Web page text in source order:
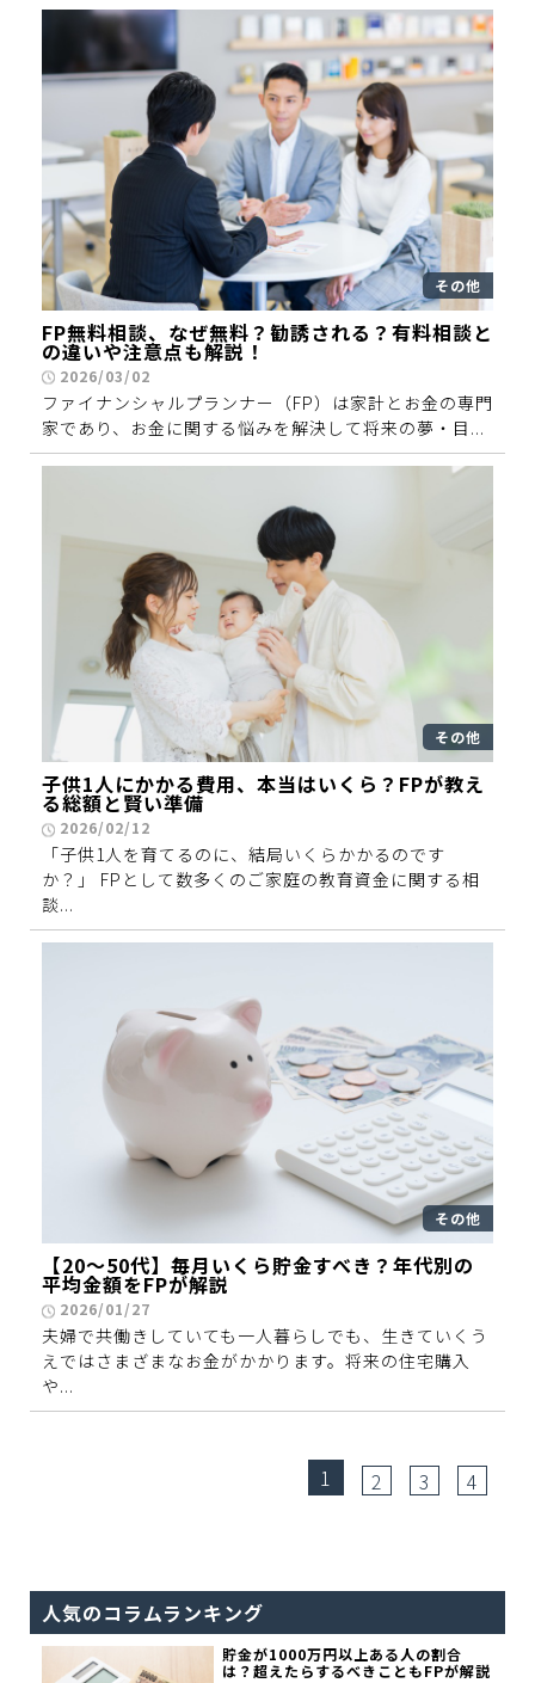
その他
FP無料相談、なぜ無料？勧誘される？有料相談と
の違いや注意点も解説！
2026/03/02
ファイナンシャルプランナー（FP）は家計とお金の専門
家であり、お金に関する悩みを解決して将来の夢・目...
その他
子供1人にかかる費用、本当はいくら？FPが教え
る総額と賢い準備
2026/02/12
「子供1人を育てるのに、結局いくらかかるのです
か？」 FPとして数多くのご家庭の教育資金に関する相
談...
その他
【20～50代】毎月いくら貯金すべき？年代別の
平均金額をFPが解説
2026/01/27
夫婦で共働きしていても一人暮らしでも、生きていくう
えではさまざまなお金がかかります。将来の住宅購入
や...
1 2 3 4
人気のコラムランキング
貯金が1000万円以上ある人の割合
は？超えたらするべきこともFPが解説